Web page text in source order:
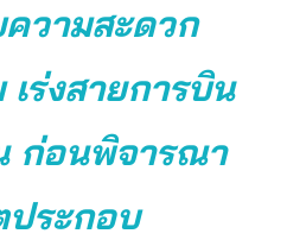
ความสะดวก
ร่งสายการบิน
ก่อนพิจารณา
ระกอบ